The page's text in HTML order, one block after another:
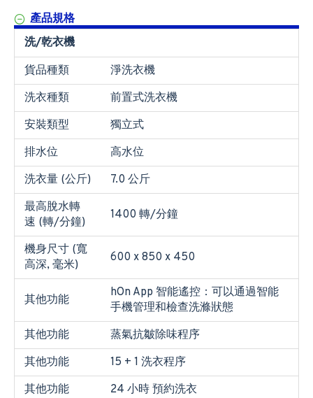
產品規格
洗/乾衣機
貨品種類
淨洗衣機
洗衣種類
前置式洗衣機
安裝類型
獨立式
排水位
高水位
洗衣量 (公斤)
7.0 公斤
最高脫水轉
速 (轉/分鐘)
1400 轉/分鐘
機身尺寸 (寬
高深, 毫米)
600 x 850 x 450
其他功能
hOn App 智能遙控：可以通過智能
手機管理和檢查洗滌狀態
其他功能
蒸氣抗皺除味程序
其他功能
15 + 1 洗衣程序
其他功能
24 小時 預約洗衣